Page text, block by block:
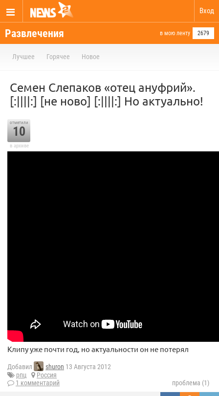
Вход
Развлечения в мою ленту 2679
Лучшее Горячее Новое
Семен Слепаков «отец ануфрий».
[:||||:] [не ново] [:||||:] Но актуально!
отметили
10
в архиве
Клипу уже почти год, но актуальности он не потерял
Добавил shuron 13 Августа 2012
рпц
Россия
1 комментарий
проблема (1)